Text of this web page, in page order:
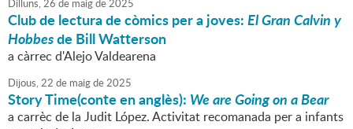
Dilluns,26 de maigde2025
Club de lectura de còmics per a joves:El Gran Calvin y
Hobbesde Bill Watterson
a càrrec d'Alejo Valdearena
Dijous,22 de maigde2025
Story Time(conte en anglès): We are Going on a Bear
a carrèc de la Judit López. Activitat recomanada per a infants